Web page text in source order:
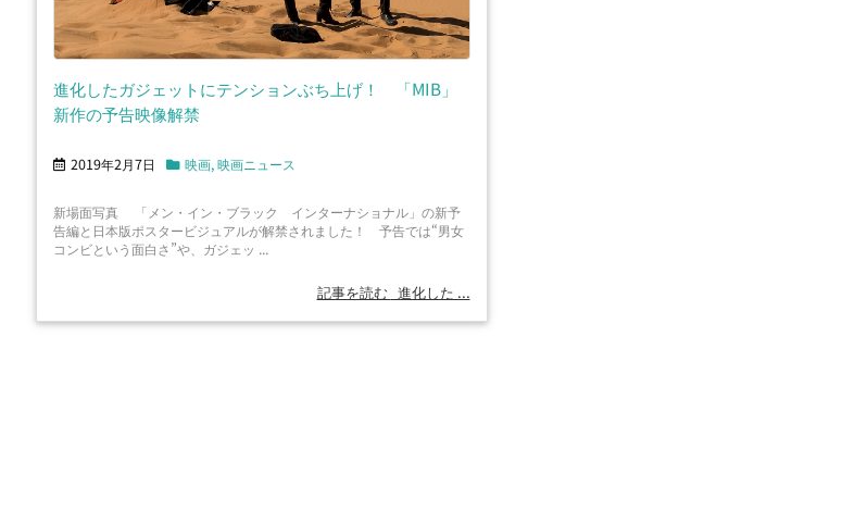
進化したガジェットにテンションぶち上げ！ 「MIB」
新作の予告映像解禁
2019年2月7日 映画,映画ニュース
新場面写真 「メン・イン・ブラック インターナショナル」の新予
告編と日本版ポスタービジュアルが解禁されました！ 予告では“男女
コンビという面白さ”や、ガジェッ ...
記事を読む 進化した ...